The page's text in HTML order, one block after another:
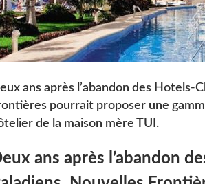
ans après l’abandon des Hotels-
pourrait proposer une
de la maison mère TUI.
ans après l’abandon